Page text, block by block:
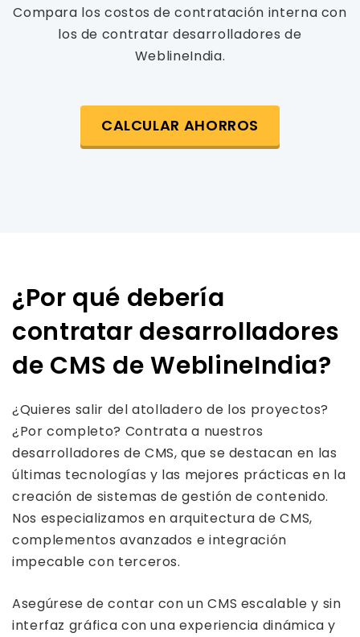
Compara los costos de contratación interna con
los de contratar desarrolladores de
WeblineIndia.
CALCULAR AHORROS
¿Por qué debería
contratar desarrolladores
de CMS de WeblineIndia?
¿Quieres salir del atolladero de los proyectos?
¿Por completo? Contrata a nuestros
desarrolladores de CMS, que se destacan en las
últimas tecnologías y las mejores prácticas en la
creación de sistemas de gestión de contenido.
Nos especializamos en arquitectura de CMS,
complementos avanzados e integración
impecable con terceros.
Asegúrese de contar con un CMS escalable y sin
interfaz gráfica con una experiencia dinámica y